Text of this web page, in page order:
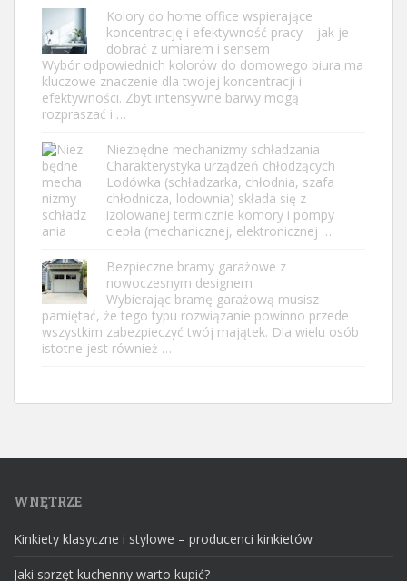
Kolory do home office wspierające
koncentrację i efektywność pracy – jak je
dobrać z umiarem i sensem
Wybór odpowiednich kolorów do domowego biura ma
kluczowe znaczenie dla twojej koncentracji i
efektywności. Zbyt intensywne barwy mogą
rozpraszać i …
Niezbędne mechanizmy schładzania
Charakterystyka urządzeń chłodzących
Lodówka (schładzarka, chłodnia, szafa
chłodnicza, lodownia) składa się z
izolowanej termicznie komory i pompy
ciepła (mechanicznej, elektronicznej …
Bezpieczne bramy garażowe z
nowoczesnym designem
Wybierając bramę garażową musisz
pamiętać, że tego typu rozwiązanie powinno przede
wszystkim zabezpieczyć twój majątek. Dla wielu osób
istotne jest również …
WNĘTRZE
Kinkiety klasyczne i stylowe – producenci kinkietów
Jaki sprzęt kuchenny warto kupić?